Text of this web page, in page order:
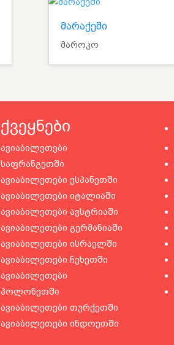
მარაქეში
მაროკო
ქვეყნები
ავიაბილეთები
საფრანგეთში
ავიაბილეთები ესპანეთში
ავიაბილეთები იტალიაში
ავიაბილეთები ავსტრიაში
ავიაბილეთები გერმანიაში
ავიაბილეთები ისრაელში
ავიაბილეთები ჩეხეთში
ავიაბილეთები
პოლონეთში
ავიაბილეთები თურქეთში
ავიაბილეთები ინდოეთში